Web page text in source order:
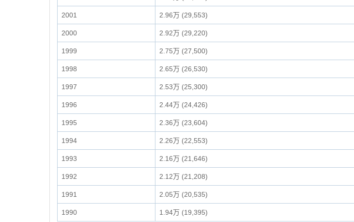
2001 2.96万 (29,553)
2000 2.92万 (29,220)
1999 2.75万 (27,500)
1998 2.65万 (26,530)
1997 2.53万 (25,300)
1996 2.44万 (24,426)
1995 2.36万 (23,604)
1994 2.26万 (22,553)
1993 2.16万 (21,646)
1992 2.12万 (21,208)
1991 2.05万 (20,535)
1990 1.94万 (19,395)